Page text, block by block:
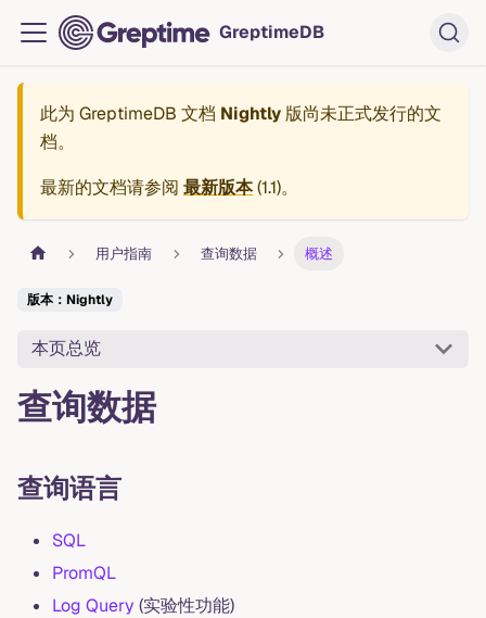
GreptimeDB
此为 GreptimeDB 文档 Nightly 版尚未正式发行的文
档。
最新的文档请参阅 最新版本(1.1)。
用户指南 查询数据 概述
版本：Nightly
本页总览
查询数据
查询语言
SQL
PromQL
Log Query (实验性功能)